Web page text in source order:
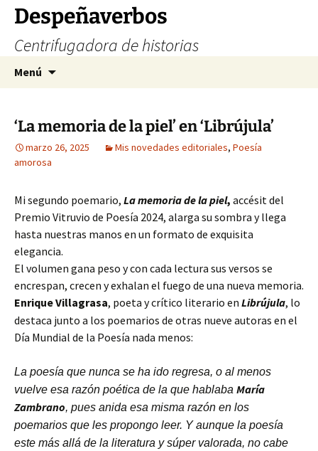
Saltar
contenido
Despeñaverbos
Centrifugadora de historias
Menú
‘La memoria de la piel’ en ‘Librújula’
marzo 26, 2025 Mis novedades editoriales, Poesía
amorosa
Mi segundo poemario, La memoria de la piel, accésit del
Premio Vitruvio de Poesía 2024, alarga su sombra y llega
hasta nuestras manos en un formato de exquisita
elegancia.
El volumen gana peso y con cada lectura sus versos se
encrespan, crecen y exhalan el fuego de una nueva memoria.
Enrique Villagrasa, poeta y crítico literario en Librújula, lo
destaca junto a los poemarios de otras nueve autoras en el
Día Mundial de la Poesía nada menos:
La poesía que nunca se ha ido regresa, o al menos
vuelve esa razón poética de la que hablaba María
Zambrano, pues anida esa misma razón en los
poemarios que les propongo leer. Y aunque la poesía
este más allá de la literatura y súper valorada, no cabe